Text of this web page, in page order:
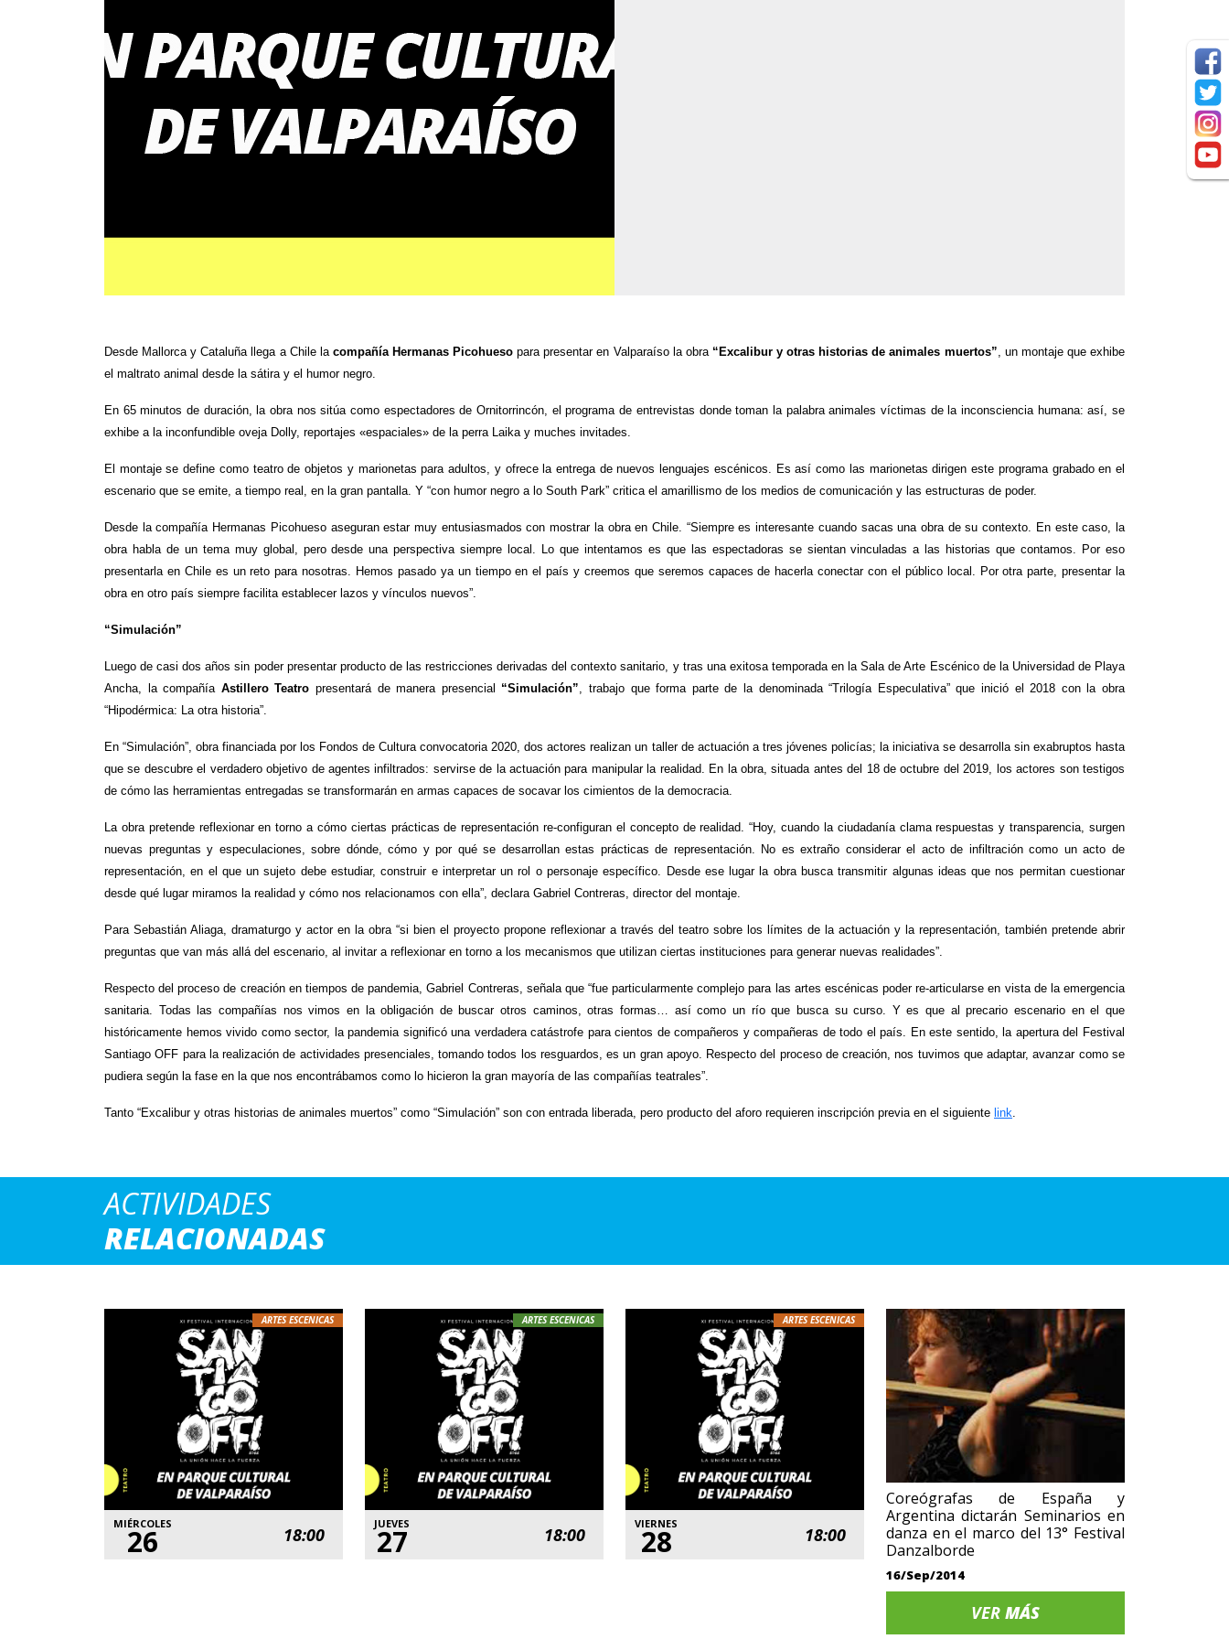
Desde Mallorca y Cataluña llega a Chile la compañía Hermanas Picohueso para presentar en Valparaíso la obra “Excalibur y otras historias de animales muertos”, un montaje que exhibe
el maltrato animal desde la sátira y el humor negro.
En 65 minutos de duración, la obra nos sitúa como espectadores de Ornitorrincón, el programa de entrevistas donde toman la palabra animales víctimas de la inconsciencia humana: así, se
exhibe a la inconfundible oveja Dolly, reportajes «espaciales» de la perra Laika y muches invitades.
El montaje se define como teatro de objetos y marionetas para adultos, y ofrece la entrega de nuevos lenguajes escénicos. Es así como las marionetas dirigen este programa grabado en el
escenario que se emite, a tiempo real, en la gran pantalla. Y “con humor negro a lo South Park” critica el amarillismo de los medios de comunicación y las estructuras de poder.
Desde la compañía Hermanas Picohueso aseguran estar muy entusiasmados con mostrar la obra en Chile. “Siempre es interesante cuando sacas una obra de su contexto. En este caso, la
obra habla de un tema muy global, pero desde una perspectiva siempre local. Lo que intentamos es que las espectadoras se sientan vinculadas a las historias que contamos. Por eso
presentarla en Chile es un reto para nosotras. Hemos pasado ya un tiempo en el país y creemos que seremos capaces de hacerla conectar con el público local. Por otra parte, presentar la
obra en otro país siempre facilita establecer lazos y vínculos nuevos”.
“Simulación”
Luego de casi dos años sin poder presentar producto de las restricciones derivadas del contexto sanitario, y tras una exitosa temporada en la Sala de Arte Escénico de la Universidad de Playa
Ancha, la compañía Astillero Teatro presentará de manera presencial “Simulación”, trabajo que forma parte de la denominada “Trilogía Especulativa” que inició el 2018 con la obra
“Hipodérmica: La otra historia”.
En “Simulación”, obra financiada por los Fondos de Cultura convocatoria 2020, dos actores realizan un taller de actuación a tres jóvenes policías; la iniciativa se desarrolla sin exabruptos hasta
que se descubre el verdadero objetivo de agentes infiltrados: servirse de la actuación para manipular la realidad. En la obra, situada antes del 18 de octubre del 2019, los actores son testigos
de cómo las herramientas entregadas se transformarán en armas capaces de socavar los cimientos de la democracia.
La obra pretende reflexionar en torno a cómo ciertas prácticas de representación re-configuran el concepto de realidad. “Hoy, cuando la ciudadanía clama respuestas y transparencia, surgen
nuevas preguntas y especulaciones, sobre dónde, cómo y por qué se desarrollan estas prácticas de representación. No es extraño considerar el acto de infiltración como un acto de
representación, en el que un sujeto debe estudiar, construir e interpretar un rol o personaje específico. Desde ese lugar la obra busca transmitir algunas ideas que nos permitan cuestionar
desde qué lugar miramos la realidad y cómo nos relacionamos con ella”, declara Gabriel Contreras, director del montaje.
Para Sebastián Aliaga, dramaturgo y actor en la obra “si bien el proyecto propone reflexionar a través del teatro sobre los límites de la actuación y la representación, también pretende abrir
preguntas que van más allá del escenario, al invitar a reflexionar en torno a los mecanismos que utilizan ciertas instituciones para generar nuevas realidades”.
Respecto del proceso de creación en tiempos de pandemia, Gabriel Contreras, señala que “fue particularmente complejo para las artes escénicas poder re-articularse en vista de la emergencia
sanitaria. Todas las compañías nos vimos en la obligación de buscar otros caminos, otras formas… así como un río que busca su curso. Y es que al precario escenario en el que
históricamente hemos vivido como sector, la pandemia significó una verdadera catástrofe para cientos de compañeros y compañeras de todo el país. En este sentido, la apertura del Festival
Santiago OFF para la realización de actividades presenciales, tomando todos los resguardos, es un gran apoyo. Respecto del proceso de creación, nos tuvimos que adaptar, avanzar como se
pudiera según la fase en la que nos encontrábamos como lo hicieron la gran mayoría de las compañías teatrales”.
Tanto “Excalibur y otras historias de animales muertos” como “Simulación” son con entrada liberada, pero producto del aforo requieren inscripción previa en el siguiente link.
ACTIVIDADES
RELACIONADAS
ARTES ESCENICAS
MIÉRCOLES
26 18:00
ARTES ESCENICAS
JUEVES
27 18:00
ARTES ESCENICAS
VIERNES
28 18:00
Coreógrafas de España y
Argentina dictarán Seminarios en
danza en el marco del 13° Festival
Danzalborde
16/Sep/2014
VER MÁS